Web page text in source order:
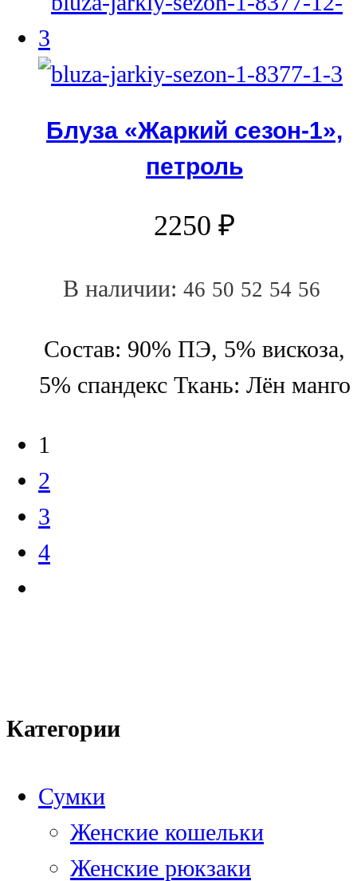
Блуза «Жаркий сезон-1»,
петроль
2250 ₽
В наличии: 46 50 52 54 56
Состав: 90% ПЭ, 5% вискоза,
5% спандекс Ткань: Лён манго
1
2
3
4
Категории
Сумки
Женские кошельки
Женские рюкзаки